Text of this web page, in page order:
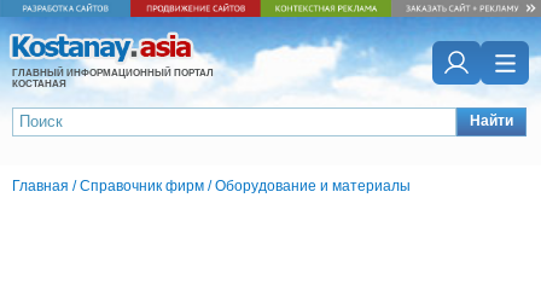
ГЛАВНЫЙ ИНФОРМАЦИОННЫЙ ПОРТАЛ
КОСТАНАЯ
Найти
Главная /Справочник фирм /Оборудование и материалы